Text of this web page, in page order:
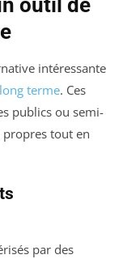
outil de
intéressante
long terme. Ces
publics ou semi-
tout en
par des